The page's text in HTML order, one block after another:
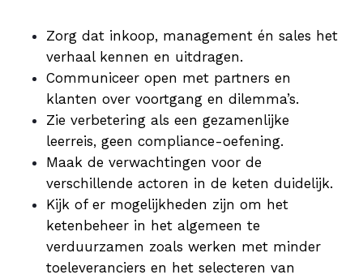
Zorg dat inkoop, management én sales het
verhaal kennen en uitdragen.
Communiceer open met partners en
klanten over voortgang en dilemma’s.
Zie verbetering als een gezamenlijke
leerreis, geen compliance-oefening.
Maak de verwachtingen voor de
verschillende actoren in de keten duidelijk.
Kijk of er mogelijkheden zijn om het
ketenbeheer in het algemeen te
verduurzamen zoals werken met minder
toeleveranciers en het selecteren van